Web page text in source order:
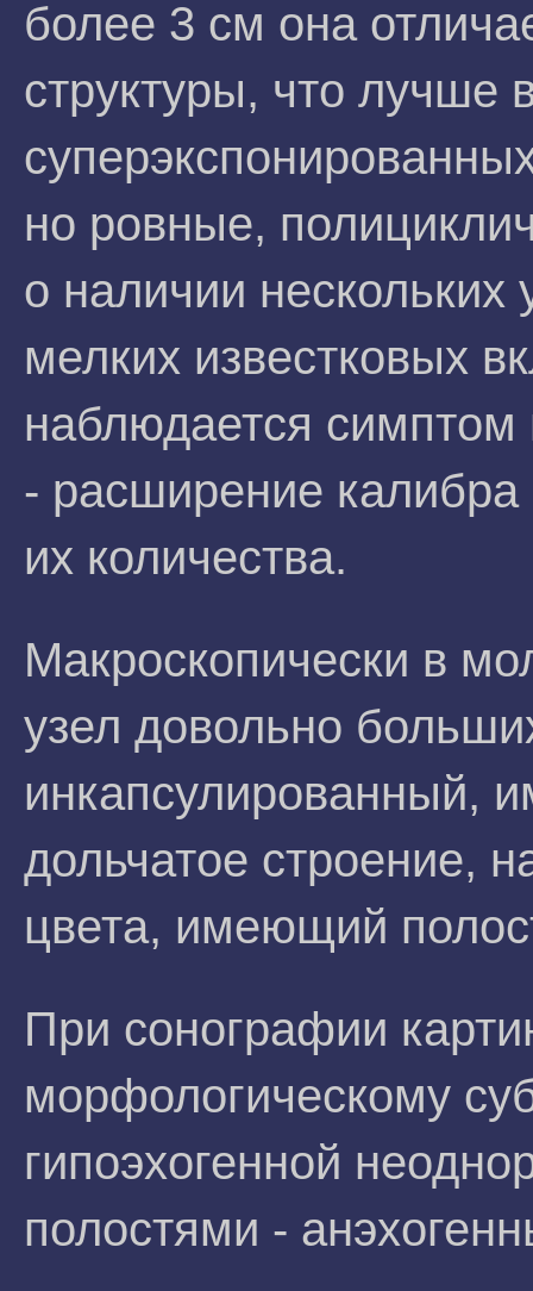
более 3 см она
структуры, что лучше
но ровные,
о наличии
мелких известковых
наблюдается симптом
- расширение калибра
их количества.
Макроскопически в
узел довольно
инкапсулированный,
дольчатое строение,
цвета, имеющий
При сонографии
морфологическому
гипоэхогенной
полостями -